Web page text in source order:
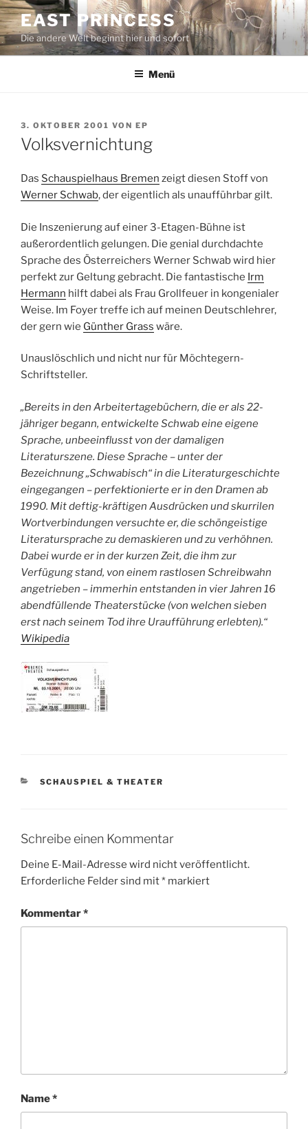
Zum
Inhalt
springen
EAST PRINCESS
Die andere Welt beginnt hier und sofort
Menü
VERÖFFENTLICHT
AM
3. OKTOBER 2001 VON EP
Volksvernichtung
Das Schauspielhaus Bremen zeigt diesen Stoff von
Werner Schwab, der eigentlich als unaufführbar gilt.
Die Inszenierung auf einer 3-Etagen-Bühne ist
außerordentlich gelungen. Die genial durchdachte
Sprache des Österreichers Werner Schwab wird hier
perfekt zur Geltung gebracht. Die fantastische Irm
Hermann hilft dabei als Frau Grollfeuer in kongenialer
Weise. Im Foyer treffe ich auf meinen Deutschlehrer,
der gern wie Günther Grass wäre.
Unauslöschlich und nicht nur für Möchtegern-
Schriftsteller.
„Bereits in den Arbeitertagebüchern, die er als 22-
jähriger begann, entwickelte Schwab eine eigene
Sprache, unbeeinflusst von der damaligen
Literaturszene. Diese Sprache – unter der
Bezeichnung „Schwabisch“ in die Literaturgeschichte
eingegangen – perfektionierte er in den Dramen ab
1990. Mit deftig-kräftigen Ausdrücken und skurrilen
Wortverbindungen versuchte er, die schöngeistige
Literatursprache zu demaskieren und zu verhöhnen.
Dabei wurde er in der kurzen Zeit, die ihm zur
Verfügung stand, von einem rastlosen Schreibwahn
angetrieben – immerhin entstanden in vier Jahren 16
abendfüllende Theaterstücke (von welchen sieben
erst nach seinem Tod ihre Uraufführung erlebten).“
Wikipedia
KATEGORIEN
SCHAUSPIEL & THEATER
Schreibe einen Kommentar
Deine E-Mail-Adresse wird nicht veröffentlicht.
Erforderliche Felder sind mit* markiert
Kommentar*
Name*